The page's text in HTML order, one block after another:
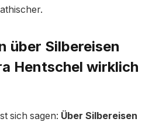
über Silbereisen
Hentschel wirklich
sich sagen: Über Silbereisen